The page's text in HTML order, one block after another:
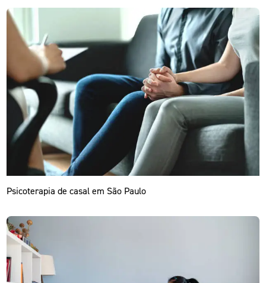
Psicoterapia de casal em São Paulo